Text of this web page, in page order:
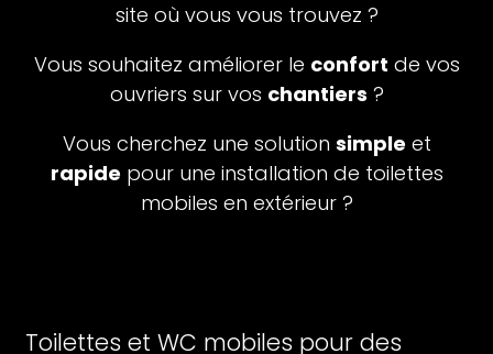
site où vous vous trouvez ?
Vous souhaitez améliorer le confort de vos
ouvriers sur vos chantiers ?
Vous cherchez une solution simple et
rapide pour une installation de toilettes
mobiles en extérieur ?
Toilettes et WC mobiles pour des